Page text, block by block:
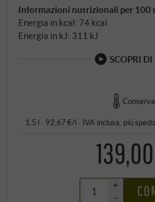
Informazioni nutrizionali per 100
Energia in kcal: 74 kcal
Energia in kJ: 311 kJ
SCOPRI DI
1,5 l · 92,67 €/l · IVA inclusa , più
+
–